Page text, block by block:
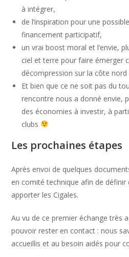
à intégrer,
de l’inspiration pour une
financement participatif,
un vrai boost moral et l’envie,
ciel et terre pour faire émerger
décompression sur la côte nord
Et bien que ce ne soit pas du
rencontre nous a donné envie,
des économies à investir, à
clubs
Les prochaines étapes
Après envoi de quelques
en comité technique afin de
apporter les Cigales.
Au vu de ce premier échange très
pouvoir rester en contact : nous
accueillis et au besoin aidés pour